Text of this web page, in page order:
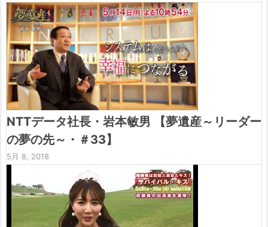
NTTデータ社長・岩本敏男 【夢遺産～リーダー
の夢の先～・＃33】
5月 8, 2018